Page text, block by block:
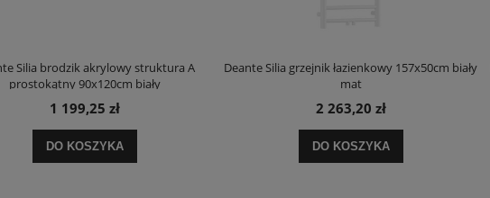
Silia brodzik akrylowy struktura A
prostokątny 90x120cm biały
1 199,25 zł
DO KOSZYKA
Deante Silia grzejnik łazienkowy 157x50cm biały
mat
2 263,20 zł
DO KOSZYKA